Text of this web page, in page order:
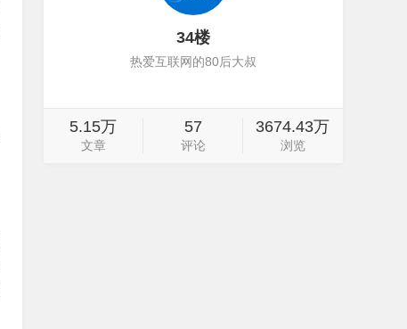
34楼
热爱互联网的80后大叔
5.15万
文章
57
评论
3674.43万
浏览